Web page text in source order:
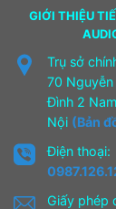
GIỚI THIỆU
Trụ sở
70
Đình 2
Nội (Bản
Điện thoại:
Giấy phép